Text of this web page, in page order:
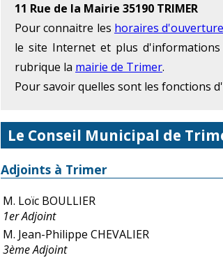
11 Rue de la Mairie 35190 TRIMER
Pour connaitre les horaires d'ouverture
le site Internet et plus
rubrique la mairie de Trimer.
Pour savoir quelles sont les fonctions
Le Conseil Municipal de
Adjoints à Trimer
M. Loïc BOULLIER
1er Adjoint
M. Jean-Philippe CHEVALIER
3ème Adjoint